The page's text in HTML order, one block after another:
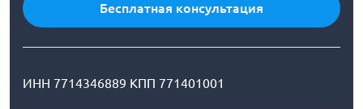
Бесплатная консультация
ИНН 7714346889 КПП 771401001